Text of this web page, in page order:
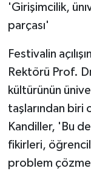
'Girişimcilik,
parçası'
Festivalin
Rektörü Prof.
kültürünün
taşlarından biri
Kandiller, 'Bu
fikirleri,
problem çözme
YEREL
Yerel